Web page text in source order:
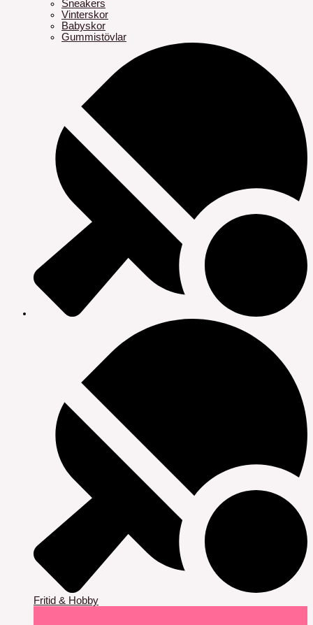
Sneakers
Vinterskor
Babyskor
Gummistövlar
Fritid & Hobby